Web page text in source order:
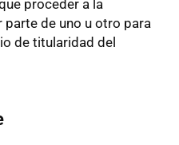
proceder a la
parte de uno u otro para
de titularidad del